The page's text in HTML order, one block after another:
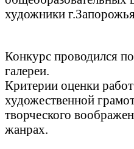
художники
Конкурс проводился
галереи.
Критерии оценки
художественной
творческого
жанрах.